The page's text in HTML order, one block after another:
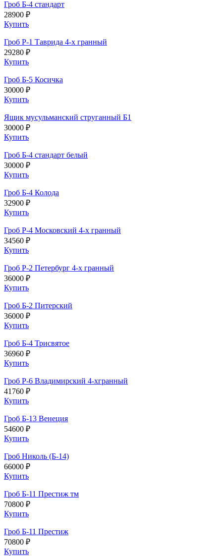
Гроб Б-4 стандарт
28900 ₽
Купить
Гроб Р-1 Таврида 4-х гранный
29280 ₽
Купить
Гроб Б-5 Косичка
30000 ₽
Купить
Ящик мусульманский струганный Б1
30000 ₽
Купить
Гроб Б-4 стандарт белый
30000 ₽
Купить
Гроб Б-4 Колода
32900 ₽
Купить
Гроб Р-4 Московский 4-х гранный
34560 ₽
Купить
Гроб Р-2 Петербург 4-х гранный
36000 ₽
Купить
Гроб Б-2 Питерский
36000 ₽
Купить
Гроб Б-4 Трисвятое
36960 ₽
Купить
Гроб Р-6 Владимирский 4-хгранный
41760 ₽
Купить
Гроб Б-13 Венеция
54600 ₽
Купить
Гроб Николь (Б-14)
66000 ₽
Купить
Гроб Б-11 Престиж тм
70800 ₽
Купить
Гроб Б-11 Престиж
70800 ₽
Купить